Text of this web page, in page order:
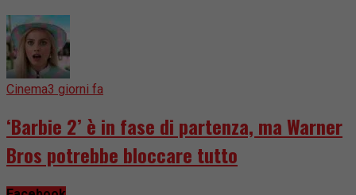
Cinema3 giorni fa
‘Barbie 2’ è in fase di partenza, ma Warner
Bros potrebbe bloccare tutto